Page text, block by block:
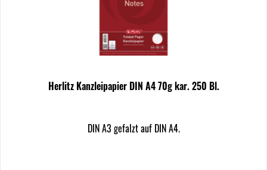
Herlitz Kanzleipapier DIN A4 70g kar. 250 Bl.
DIN A3 gefalzt auf DIN A4.